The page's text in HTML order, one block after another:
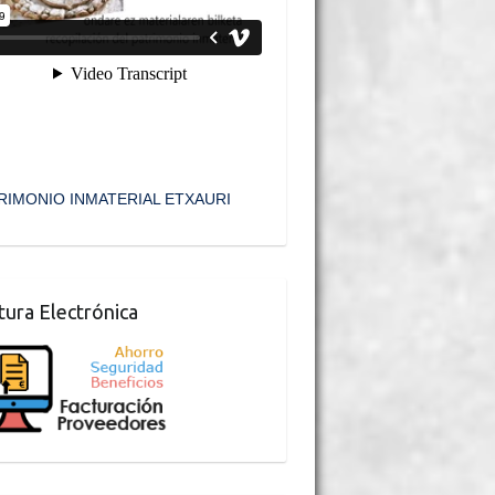
INMATERIAL ETXAURI
Electrónica